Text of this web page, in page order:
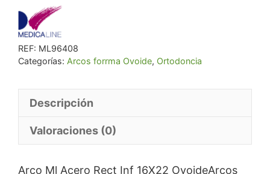
cantidad
REF: ML96408
Categorías: Arcos forrma Ovoide, Ortodoncia
Descripción
Valoraciones (0)
Arco Ml Acero Rect Inf 16X22 OvoideArcos